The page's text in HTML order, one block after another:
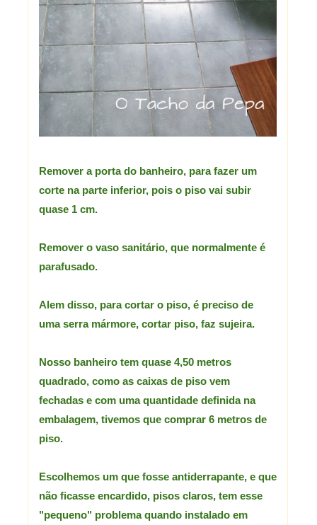
Remover a porta do banheiro, para fazer um
corte na parte inferior, pois o piso vai subir
quase 1 cm.
Remover o vaso sanitário, que normalmente é
parafusado.
Alem disso, para cortar o piso, é preciso de
uma serra mármore, cortar piso, faz sujeira.
Nosso banheiro tem quase 4,50 metros
quadrado, como as caixas de piso vem
fechadas e com uma quantidade definida na
embalagem, tivemos que comprar 6 metros de
piso.
Escolhemos um que fosse antiderrapante, e que
não ficasse encardido, pisos claros, tem esse
"pequeno" problema quando instalado em